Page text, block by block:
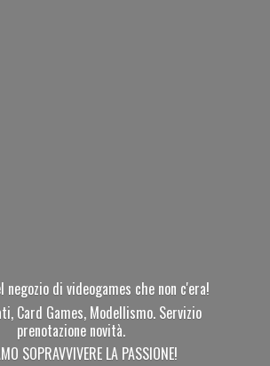
negozio di videogames che non c'era!
Card Games, Modellismo. Servizio
prenotazione novità.
SOPRAVVIVERE LA PASSIONE!